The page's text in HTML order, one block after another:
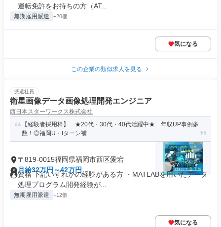
運転免許をお持ちの方（AT...
無期雇用派遣 +20個
気になる
この企業の類似求人を見る
派遣社員
衛星画像データ画像処理開発エンジニア
西日本スターワークス株式会社
【経験者採用枠】 ★20代・30代・40代活躍中★ 年収UP事例多
数！◎福岡U・Iターン補...
〒819-0015福岡県福岡市西区愛宕
月給32万円～42万円
資格 下記いずれかの経験がある方 ・MATLABを用いたデータ
処理プログラム開発経験が...
無期雇用派遣 +12個
気になる